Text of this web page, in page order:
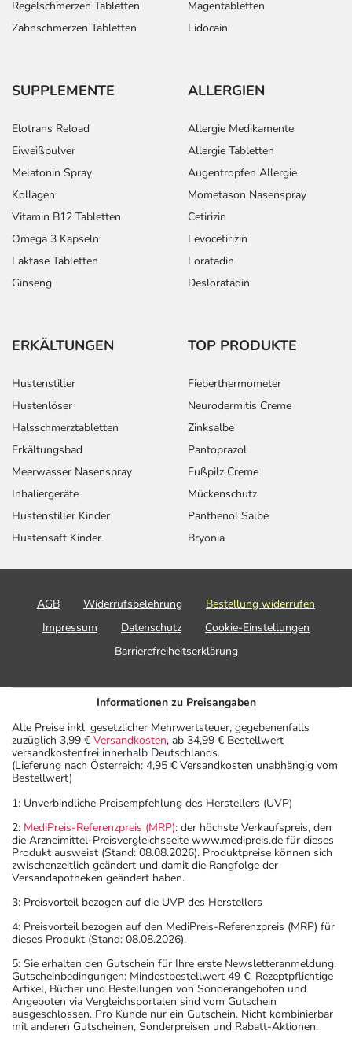
Regelschmerzen Tabletten
Zahnschmerzen Tabletten
Magentabletten
Lidocain
SUPPLEMENTE
Elotrans Reload
Eiweißpulver
Melatonin Spray
Kollagen
Vitamin B12 Tabletten
Omega 3 Kapseln
Laktase Tabletten
Ginseng
ALLERGIEN
Allergie Medikamente
Allergie Tabletten
Augentropfen Allergie
Mometason Nasenspray
Cetirizin
Levocetirizin
Loratadin
Desloratadin
ERKÄLTUNGEN
Hustenstiller
Hustenlöser
Halsschmerztabletten
Erkältungsbad
Meerwasser Nasenspray
Inhaliergeräte
Hustenstiller Kinder
Hustensaft Kinder
TOP PRODUKTE
Fieberthermometer
Neurodermitis Creme
Zinksalbe
Pantoprazol
Fußpilz Creme
Mückenschutz
Panthenol Salbe
Bryonia
AGB Widerrufsbelehrung
Bestellung widerrufen
Impressum
Datenschutz
Cookie-Einstellungen
Barrierefreiheitserklärung
Informationen zu Preisangaben
Alle Preise inkl. gesetzlicher Mehrwertsteuer, gegebenenfalls
zuzüglich 3,99 € Versandkosten, ab 34,99 € Bestellwert
versandkostenfrei innerhalb Deutschlands.
(Lieferung nach Österreich: 4,95 € Versandkosten unabhängig vom
Bestellwert)
1: Unverbindliche Preisempfehlung des Herstellers (UVP)
2: MediPreis-Referenzpreis (MRP): der höchste Verkaufspreis, den
die Arzneimittel-Preisvergleichsseite www.medipreis.de für dieses
Produkt ausweist (Stand: 08.08.2026). Produktpreise können sich
zwischenzeitlich geändert und damit die Rangfolge der
Versandapotheken geändert haben.
3: Preisvorteil bezogen auf die UVP des Herstellers
4: Preisvorteil bezogen auf den MediPreis-Referenzpreis (MRP) für
dieses Produkt (Stand: 08.08.2026).
5: Sie erhalten den Gutschein für Ihre erste Newsletteranmeldung.
Gutscheinbedingungen: Mindestbestellwert 49 €. Rezeptpflichtige
Artikel, Bücher und Bestellungen von Sonderangeboten und
Angeboten via Vergleichsportalen sind vom Gutschein
ausgeschlossen. Pro Kunde nur ein Gutschein. Nicht kombinierbar
mit anderen Gutscheinen, Sonderpreisen und Rabatt-Aktionen.